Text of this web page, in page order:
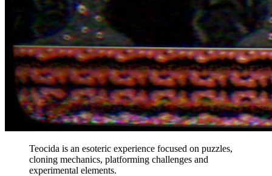
Teocida is an esoteric experience focused on puzzles,
cloning mechanics, platforming challenges and
experimental elements.